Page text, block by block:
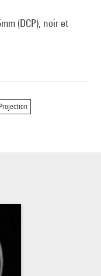
(DCP), noir et
»). Projection
Films en 2016.
Films (Paris)
Projection